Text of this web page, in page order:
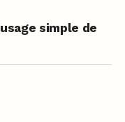
simple de